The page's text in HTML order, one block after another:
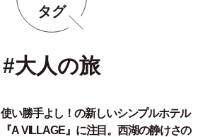
タグ
#大人の旅
使い勝手よし！の新しいシンプルホテル
『A VILLAGE』に注目。西湖の静けさの